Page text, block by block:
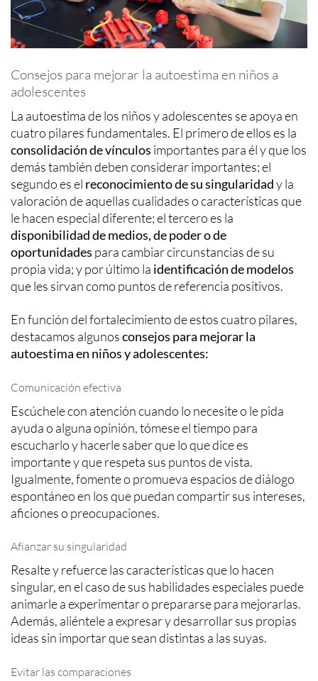
Consejos para mejorar la autoestima en niños a
adolescentes
La autoestima de los niños y adolescentes se apoya en
cuatro pilares fundamentales. El primero de ellos es la
consolidación de vínculos importantes para él y que los
demás también deben considerar importantes; el
segundo es el reconocimiento de su singularidady la
valoración de aquellas cualidades o características que
le hacen especial diferente; el tercero es la
disponibilidad de medios, de poder o de
oportunidades para cambiar circunstancias de su
propia vida; y por último la identificación de modelos
que les sirvan como puntos de referencia positivos.
En función del fortalecimiento de estos cuatro pilares,
destacamos algunosconsejos para mejorar la
autoestima en niños y adolescentes:
Comunicación efectiva
Escúchele con atención cuando lo necesite o le pida
ayuda o alguna opinión, tómese el tiempo para
escucharlo y hacerle saber que lo que dice es
importante y que respeta sus puntos de vista.
Igualmente, fomente o promueva espacios de diálogo
espontáneo en los que puedan compartir sus intereses,
aficiones o preocupaciones.
Afianzar su singularidad
Resalte y refuerce las características que lo hacen
singular, en el caso de sus habilidades especiales puede
animarle a experimentar o prepararse para mejorarlas.
Además, aliéntele a expresar y desarrollar sus propias
ideas sin importar que sean distintas a las suyas.
Evitar las comparaciones